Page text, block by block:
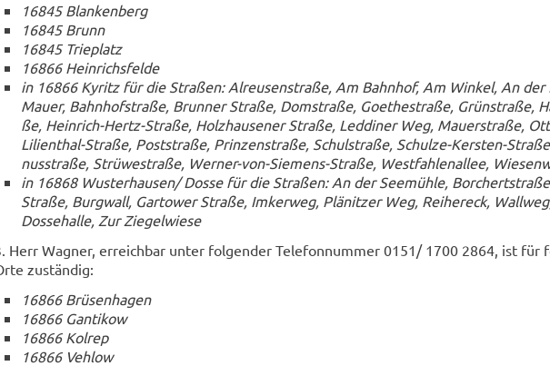
16845 Blan­ken­berg
16845 Brunn
16845 Trie­platz
16866 Hein­richs­fel­de
in 16866 Ky­ritz für die Stra­ßen: Al­reu­sen­stra­ße, Am Bahn­hof, Am Win­kel, An der
Mauer, Bahn­hof­stra­ße, Brun­ner Stra­ße, Dom­stra­ße, Goe­the­stra­ße, Grün­stra­ße,
ße, Heinrich-​Hertz-Straße, Holz­hau­se­ner Stra­ße, Led­di­ner Weg, Mau­er­stra­ße,
Lilienthal-Straße, Post­stra­ße, Prin­zen­stra­ße, Schul­stra­ße, Schulze-​Kersten-
nus­stra­ße, Strüwe­st­ra­ße, Werner-​von-Siemens-Straße, West­fah­len­al­lee,
in 16868 Wus­ter­hau­sen/ Dosse für die Stra­ßen: An der See­müh­le,
Stra­ße, Burg­wall, Gar­tower Stra­ße, Im­ker­weg, Plä­nit­zer Weg, Rei­her­eck,
Dosse­hal­le, Zur Zie­gel­wie­se
Herr Wag­ner, er­reich­bar unter fol­gen­der Te­le­fon­num­mer 0151/ 1700 2864, ist für
zu­stän­dig:
16866 Brü­sen­ha­gen
16866 Gan­ti­kow
16866 Kol­rep
16866 Ve­hlow